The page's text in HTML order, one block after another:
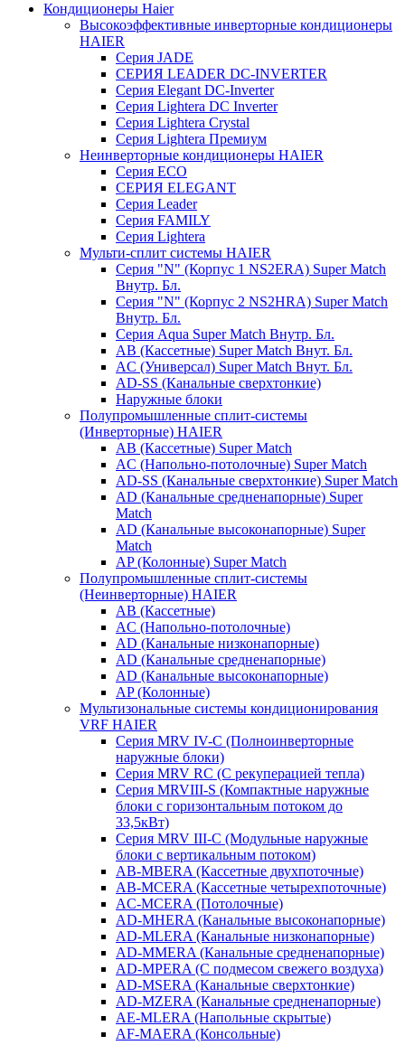
Кондиционеры Haier
Высокоэффективные инверторные кондиционеры
HAIER
Серия JADE
СЕРИЯ LEADER DC-INVERTER
Серия Elegant DC-Inverter
Серия Lightera DC Inverter
Серия Lightera Crystal
Серия Lightera Премиум
Неинверторные кондиционеры HAIER
Серия ECO
СЕРИЯ ELEGANT
Серия Leader
Серия FAMILY
Серия Lightera
Мульти-сплит системы HAIER
Серия "N" (Корпус 1 NS2ERA) Super Match
Внутр. Бл.
Серия "N" (Корпус 2 NS2HRA) Super Match
Внутр. Бл.
Серия Aqua Super Match Внутр. Бл.
AB (Кассетные) Super Match Внут. Бл.
AC (Универсал) Super Match Внут. Бл.
AD-SS (Канальные сверхтонкие)
Наружные блоки
Полупромышленные сплит-системы
(Инверторные) HAIER
AB (Кассетные) Super Match
AC (Напольно-потолочные) Super Match
AD-SS (Канальные сверхтонкие) Super Match
AD (Канальные средненапорные) Super
Match
AD (Канальные высоконапорные) Super
Match
AP (Колонные) Super Match
Полупромышленные сплит-системы
(Неинверторные) HAIER
AB (Кассетные)
AC (Напольно-потолочные)
AD (Канальные низконапорные)
AD (Канальные средненапорные)
AD (Канальные высоконапорные)
AP (Колонные)
Мультизональные системы кондиционирования
VRF HAIER
Серия MRV IV-C (Полноинверторные
наружные блоки)
Серия MRV RC (С рекуперацией тепла)
Серия MRVIII-S (Компактные наружные
блоки с горизонтальным потоком до
33,5кВт)
Серия MRV III-C (Модульные наружные
блоки с вертикальным потоком)
AB-MBERA (Кассетные двухпоточные)
AB-MCERA (Кассетные четырехпоточные)
AС-MСERA (Потолочные)
AD-MHERA (Канальные высоконапорные)
AD-MLERA (Канальные низконапорные)
AD-MMERA (Канальные средненапорные)
AD-MPERA (С подмесом свежего воздуха)
AD-MSERA (Канальные сверхтонкие)
AD-MZERA (Канальные средненапорные)
AE-MLERA (Напольные скрытые)
AF-MAERA (Консольные)